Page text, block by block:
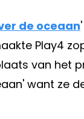
de oceaan
Play4
van het
want ze